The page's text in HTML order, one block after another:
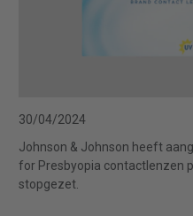
30/04/2024
Johnson & Johnson heeft
for Presbyopia contactlenzen
stopgezet.